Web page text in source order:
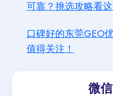
可靠？挑选攻略看
口碑好的东莞GEO
值得关注！
微